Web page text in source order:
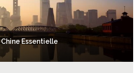
Chine Essentielle